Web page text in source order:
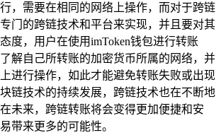
，需要在相同的网络上操作，而对于跨链
门的跨链技术和平台来实现，并且要对其
度，用户在使用imToken钱包进行转账
解自己所转账的加密货币所属的网络，并
进行操作，如此才能避免转账失败或出现
链技术的持续发展，跨链技术也在不断地
未来，跨链转账将会变得更加便捷和安
带来更多的可能性。